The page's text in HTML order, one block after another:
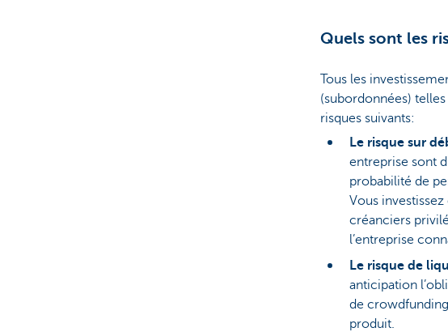
Quels sont les
Tous les
(subordonnées)
risques suivants:
Le risque sur
entreprise sont
probabilité de
Vous
créanciers
l’entreprise
Le risque de
anticipation
de
produit.